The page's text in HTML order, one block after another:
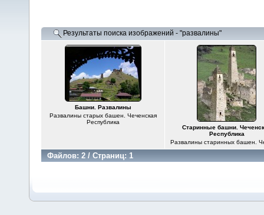
Результаты поиска изображений - "развалины"
Башни. Развалины
Развалины старых башен. Чеченская
Республика
Старинные башни.
Республика
Развалины старинных башен.
Файлов: 2 / Страниц: 1